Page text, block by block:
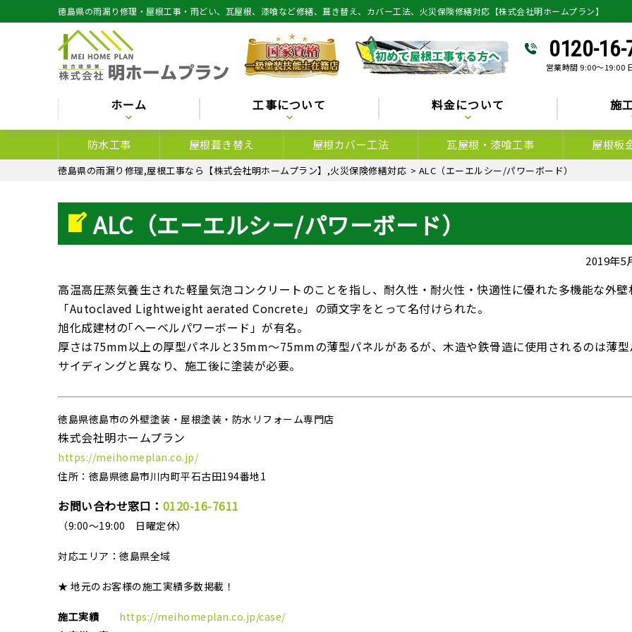
徳島県の雨漏り修理・屋根工事・雨どい、瓦屋根、漆喰など修繕、葺き替え、カバー工法、火災保険修繕対応【株式会社明ホームプラン】
0120-
営業時間 9:00～19:00
ホーム 工事について 料金について 施
防水工事 屋根葺き替え 屋根カバー工法 瓦屋根・漆喰工事 屋根板
徳島県の雨漏り修理,屋根工事なら【株式会社明ホームプラン】,火災保険修繕対応 > ALC（エーエルシー/パワーボード）
ALC（エーエルシー/パワーボード）
2019年5
高温高圧蒸気養生された軽量気泡コンクリートのことを指し、耐久性・耐火性・快適性に優れた多機能な外壁
「Autoclaved Lightweight aerated Concrete」の頭文字をとって名付けられた。
旭化成建材の｢へーベルパワーボード」が有名。
厚さは75mm以上の厚型パネルと35mm～75mmの薄型パネルがあるが、木造や鉄骨造に使用されるのは薄
サイディングと異なり、施工後に塗装が必要。
徳島県徳島市の外壁塗装・屋根塗装・防水リフォーム専門店
株式会社明ホームプラン
https://meihomeplan.co.jp/
住所：徳島県徳島市川内町平石古田194番地1
お問い合わせ窓口： 0120-16-7611
（9:00～19:00 日曜定休）
対応エリア： 徳島県全域
★ 地元のお客様の施工実績多数掲載！
施工実績
https://meihomeplan.co.jp/case/